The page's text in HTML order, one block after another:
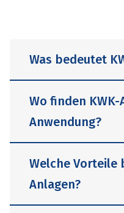
Was bedeutet
KWK steht für
Es handelt sich
dem sowohl
einem einzigen
Wo finden KWK-
Anwendung?
Ein gutes
Welche Vorteile
Anlagen?